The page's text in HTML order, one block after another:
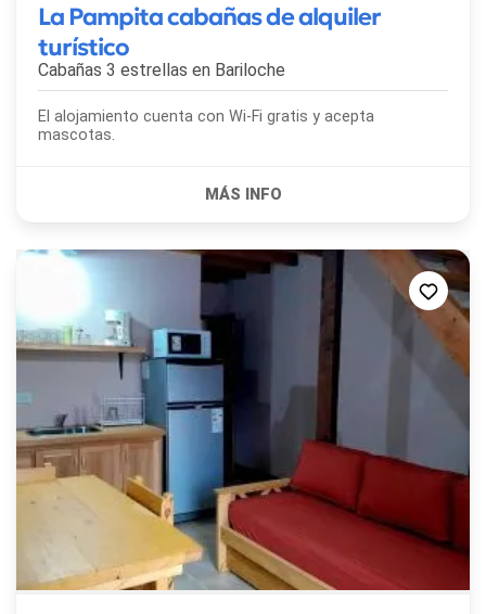
La Pampita cabañas de alquiler
turístico
Cabañas 3 estrellas en Bariloche
El alojamiento cuenta con Wi-Fi gratis y acepta
mascotas.